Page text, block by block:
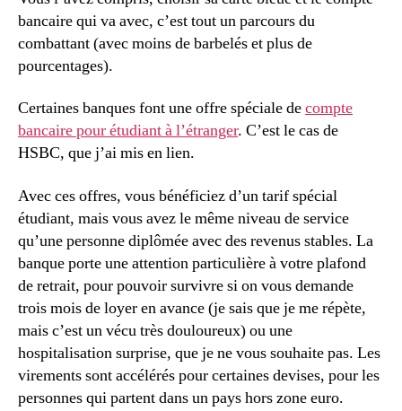
bancaire qui va avec, c’est tout un parcours du
combattant (avec moins de barbelés et plus de
pourcentages).
Certaines banques font une offre spéciale decompte
bancaire pour étudiant à l’étranger. C’est le cas de
HSBC, que j’ai mis en lien.
Avec ces offres, vous bénéficiez d’un tarif spécial
étudiant, mais vous avez le même niveau de service
qu’une personne diplômée avec des revenus stables. La
banque porte une attention particulière à votre plafond
de retrait, pour pouvoir survivre si on vous demande
trois mois de loyer en avance (je sais que je me répète,
mais c’est un vécu très douloureux) ou une
hospitalisation surprise, que je ne vous souhaite pas. Les
virements sont accélérés pour certaines devises, pour les
personnes qui partent dans un pays hors zone euro.